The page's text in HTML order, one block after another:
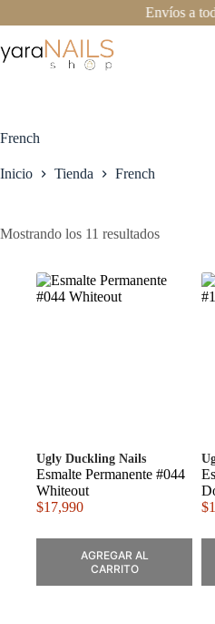
al
contenido
Envíos a
French
Inicio Tienda French
Mostrando los 11 resultados
Ugly Duckling Nails
Esmalte Permanente #044
Whiteout
$17,990
AGREGAR AL
CARRITO
$